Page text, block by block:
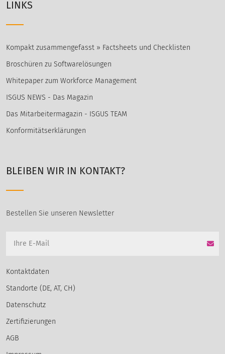
LINKS
Kompakt zusammengefasst » Factsheets und Checklisten
Broschüren zu Softwarelösungen
Whitepaper zum Workforce Management
ISGUS NEWS - Das Magazin
Das Mitarbeitermagazin - ISGUS TEAM
Konformitätserklärungen
BLEIBEN WIR IN KONTAKT?
Bestellen Sie unseren Newsletter
Kontaktdaten
Standorte (DE, AT, CH)
Datenschutz
Zertifizierungen
AGB